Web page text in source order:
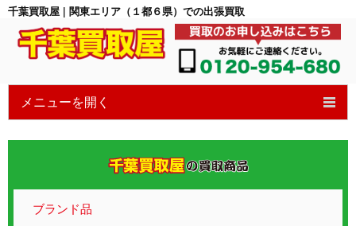
千葉買取屋 | 関東エリア（１都６県）での出張買取
メニューを開く
買取の流れ
ブランド品